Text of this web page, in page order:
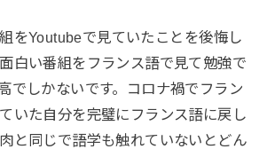
をYoutubeで見ていたことを後悔し
白い番組をフランス語で見て勉強で
でしかないです。コロナ禍でフラン
いた自分を完璧にフランス語に戻し
と同じで語学も触れていないとどん